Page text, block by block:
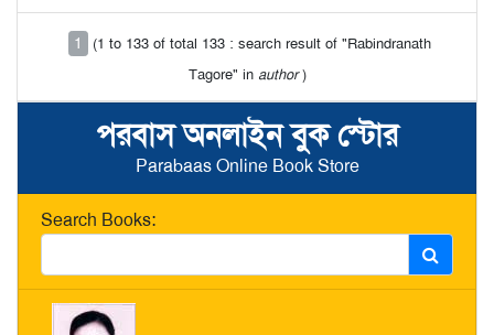
পরবাস অনলাইন বুক স্টোর
Parabaas Online Book Store
Search Books:
1
(1 to 133 of total 133 : search result of "Rabindranath
Tagore" in author)